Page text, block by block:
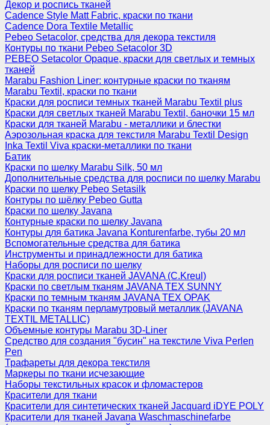
Декор и роспись тканей
Cadence Style Matt Fabric, краски по ткани
Cadence Dora Textile Metallic
Pebeo Setacolor, средства для декора текстиля
Контуры по ткани Pebeo Setacolor 3D
PEBEO Setacolor Opaque, краски для светлых и темных
тканей
Marabu Fashion Liner: контурные краски по тканям
Marabu Textil, краски по ткани
Краски для росписи темных тканей Marabu Textil plus
Краски для светлых тканей Marabu Textil, баночки 15 мл
Краски для тканей Marabu - металлики и блестки
Аэрозольная краска для текстиля Marabu Textil Design
Inka Textil Viva краски-металлики по ткани
Батик
Краски по шелку Marabu Silk, 50 мл
Дополнительные средства для росписи по шелку Marabu
Краски по шелку Pebeo Setasilk
Контуры по шёлку Pebeo Gutta
Краски по шелку Javana
Контурные краски по шелку Javana
Контуры для батика Javana Konturenfarbe, тубы 20 мл
Вспомогательные средства для батика
Инструменты и принадлежности для батика
Наборы для росписи по шелку
Краски для росписи тканей JAVANA (C.Kreul)
Краски по светлым тканям JAVANA TEX SUNNY
Краски по темным тканям JAVANA TEX OPAK
Краски по тканям перламутровый металлик (JAVANA
TEXTIL METALLIC)
Объемные контуры Marabu 3D-Liner
Средство для создания "бусин" на текстиле Viva Perlen
Pen
Трафареты для декора текстиля
Маркеры по ткани исчезающие
Наборы текстильных красок и фломастеров
Красители для ткани
Красители для синтетических тканей Jacquard iDYE POLY
Красители для тканей Javana Waschmaschinefarbe